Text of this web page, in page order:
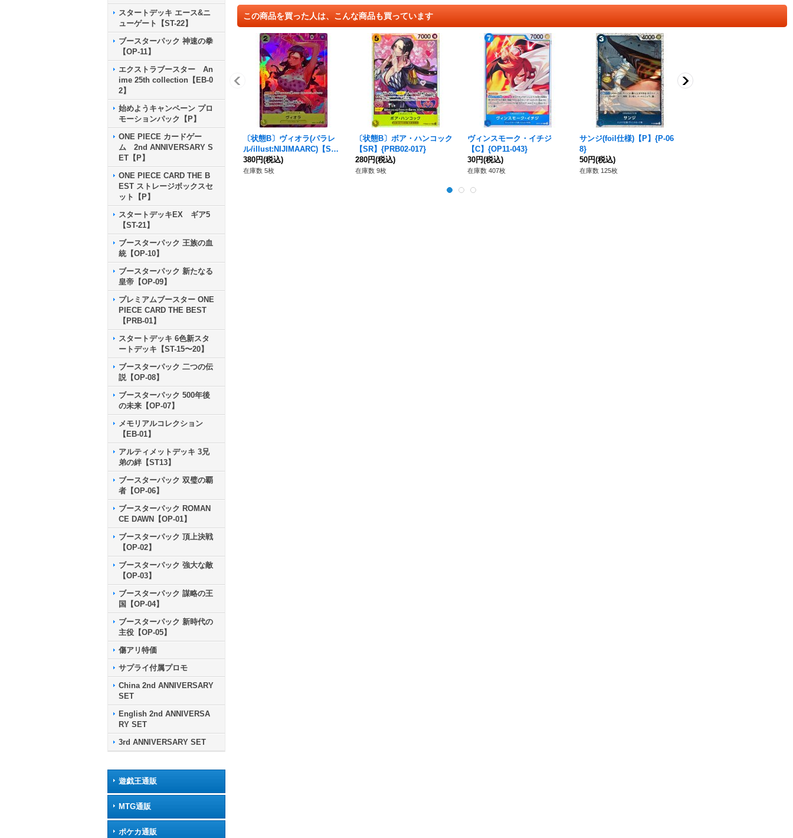
スタートデッキ エース&ニ
ューゲート【ST-22】
ブースターパック 神速の拳
【OP-11】
エクストラブースター An
ime 25th collection【EB-0
2】
始めようキャンペーン プロ
モーションパック【P】
ONE PIECE カードゲー
ム 2nd ANNIVERSARY S
ET【P】
ONE PIECE CARD THE B
EST ストレージボックスセ
ット【P】
スタートデッキEX ギア5
【ST-21】
ブースターパック 王族の血
統【OP-10】
ブースターパック 新たなる
皇帝【OP-09】
プレミアムブースター ONE
PIECE CARD THE BEST
【PRB-01】
スタートデッキ 6色新スタ
ートデッキ【ST-15〜20】
ブースターパック 二つの伝
説【OP-08】
ブースターパック 500年後
の未来【OP-07】
メモリアルコレクション
【EB-01】
アルティメットデッキ 3兄
弟の絆【ST13】
ブースターパック 双璧の覇
者【OP-06】
ブースターパック ROMAN
CE DAWN【OP-01】
ブースターパック 頂上決戦
【OP-02】
ブースターパック 強大な敵
【OP-03】
ブースターパック 謀略の王
国【OP-04】
ブースターパック 新時代の
主役【OP-05】
傷アリ特価
サプライ付属プロモ
China 2nd ANNIVERSARY
SET
English 2nd ANNIVERSA
RY SET
3rd ANNIVERSARY SET
遊戯王通販
MTG通販
ポケカ通販
この商品を買った人は、こんな商品も買っています
〔状態B〕ヴィオラ(パラレ
ル/illust:NIJIMAARC)【SR/
P】{EB01-052}
380円(税込)
在庫数 5枚
〔状態B〕ボア・ハンコック
【SR】{PRB02-017}
280円(税込)
在庫数 9枚
ヴィンスモーク・イチジ
【C】{OP11-043}
30円(税込)
在庫数 407枚
サンジ(foil仕様)【P】{P-06
8}
50円(税込)
在庫数 125枚